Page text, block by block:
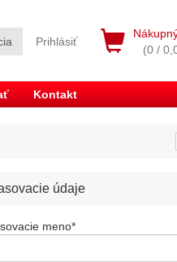
(0 /
Prihlásiť
Kontakt
údaje
meno*